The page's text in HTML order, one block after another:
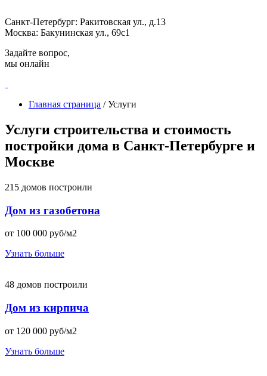
Санкт-Петербург: Ракитовская ул., д.13
Москва: Бакунинская ул., 69с1
Задайте вопрос,
мы онлайн
Главная страница /Услуги
Услуги строительства и стоимость
постройки дома в Санкт-Петербурге и
Москве
215 домов построили
Дом из газобетона
от 100 000 руб/м2
Узнать больше
48 домов построили
Дом из кирпича
от 120 000 руб/м2
Узнать больше